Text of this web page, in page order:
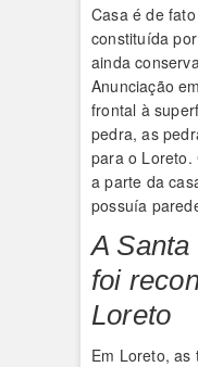
Casa é de
constituída
ainda
Anunciação
frontal à
pedra, as
para o Loreto.
a parte da
possuía
A
foi
Loreto
Em Loreto,